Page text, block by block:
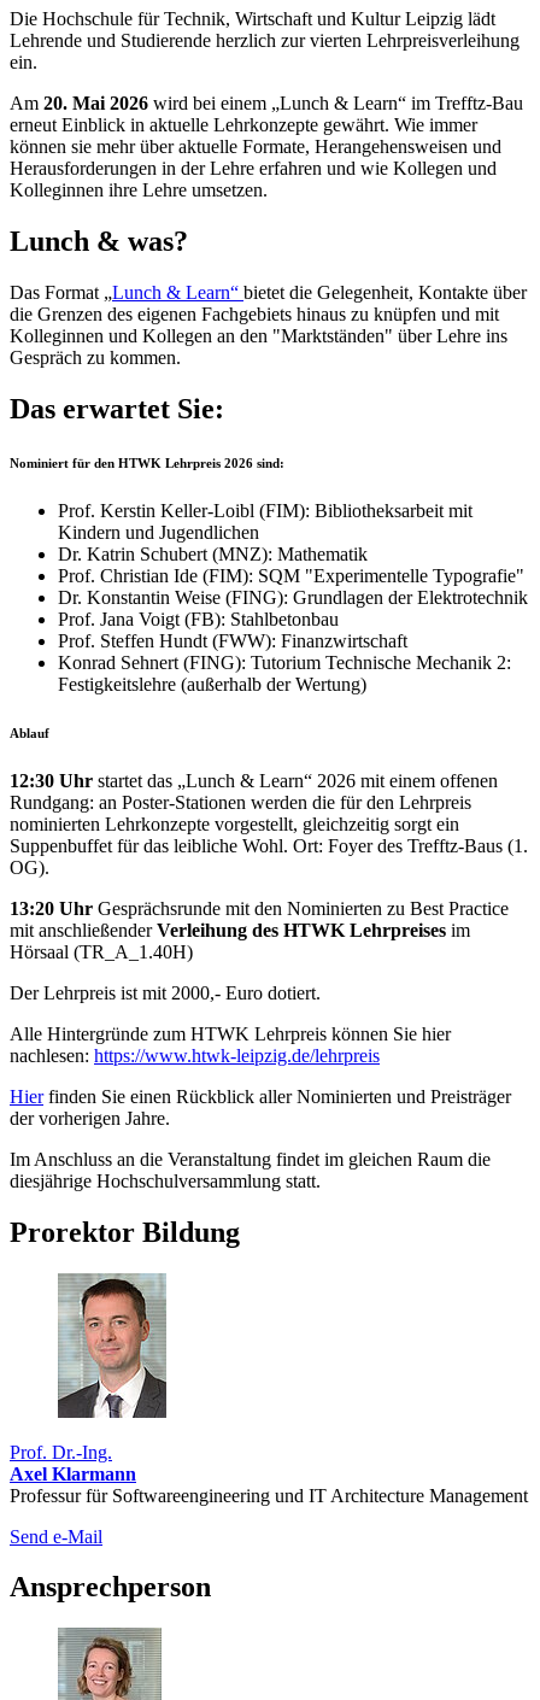
Die Hochschule für Technik, Wirtschaft und Kultur Leipzig lädt
Lehrende und Studierende herzlich zur vierten Lehrpreisverleihung
ein.
Am 20. Mai 2026 wird bei einem „Lunch & Learn“ im Trefftz-Bau
erneut Einblick in aktuelle Lehrkonzepte gewährt. Wie immer
können sie mehr über aktuelle Formate, Herangehensweisen und
Herausforderungen in der Lehre erfahren und wie Kollegen und
Kolleginnen ihre Lehre umsetzen.
Lunch & was?
Das Format „Lunch & Learn“ bietet die Gelegenheit, Kontakte über
die Grenzen des eigenen Fachgebiets hinaus zu knüpfen und mit
Kolleginnen und Kollegen an den "Marktständen" über Lehre ins
Gespräch zu kommen.
Das erwartet Sie:
Nominiert für den HTWK Lehrpreis 2026 sind:
Prof. Kerstin Keller-Loibl (FIM): Bibliotheksarbeit mit
Kindern und Jugendlichen
Dr. Katrin Schubert (MNZ): Mathematik
Prof. Christian Ide (FIM): SQM "Experimentelle Typografie"
Dr. Konstantin Weise (FING): Grundlagen der Elektrotechnik
Prof. Jana Voigt (FB): Stahlbetonbau
Prof. Steffen Hundt (FWW): Finanzwirtschaft
Konrad Sehnert (FING): Tutorium Technische Mechanik 2:
Festigkeitslehre (außerhalb der Wertung)
Ablauf
12:30 Uhr startet das „Lunch & Learn“ 2026 mit einem offenen
Rundgang: an Poster-Stationen werden die für den Lehrpreis
nominierten Lehrkonzepte vorgestellt, gleichzeitig sorgt ein
Suppenbuffet für das leibliche Wohl. Ort: Foyer des Trefftz-Baus (1.
OG).
13:20 Uhr Gesprächsrunde mit den Nominierten zu Best Practice
mit anschließenderVerleihung des HTWK Lehrpreises im
Hörsaal (TR_A_1.40H)
Der Lehrpreis ist mit 2000,- Euro dotiert.
Alle Hintergründe zum HTWK Lehrpreis können Sie hier
nachlesen: https://www.htwk-leipzig.de/lehrpreis
Hierfinden Sie einen Rückblick aller Nominierten und Preisträger
der vorherigen Jahre.
Im Anschluss an die Veranstaltung findet im gleichen Raum die
diesjährige Hochschulversammlung statt.
Prorektor Bildung
Prof. Dr.-Ing.
Axel Klarmann
Professur für Softwareengineering und IT Architecture Management
Send e-Mail
Ansprechperson